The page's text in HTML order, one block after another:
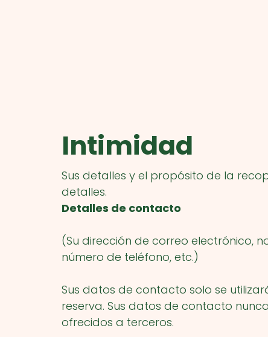
Intimidad
Sus detalles y el propósito de la
detalles.
Detalles de contacto
(Su dirección de correo electrónico,
número de teléfono, etc.)
Sus datos de contacto solo se
reserva. Sus datos de contacto
ofrecidos a terceros.